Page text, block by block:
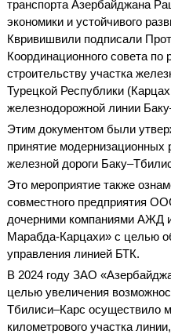
транспорта Азербайджана
экономики и устойчивого
Квривишвили подписали
Координационного совета по
строительству участка
Турецкой Республики
железнодорожной линии
Этим документом были
принятие модернизационных
железной дороги
Это мероприятие также
совместного предприятия
дочерними компаниями АЖД
Марабда-Карцахи» с целью
управления линией БТК.
В 2024 году ЗАО
целью увеличения
Тбилиси–Карс осуществило
километрового участка